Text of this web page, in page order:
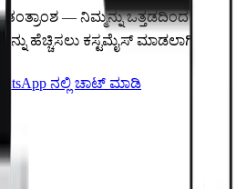
— ನಿಮ್ಮನ್ನು ಒತ್ತಡದಿಂದ
ಹೆಚ್ಚಿಸಲು ಕಸ್ಟಮೈಸ್ ಮಾಡಲಾಗಿದೆ.
ನಲ್ಲಿ ಚಾಟ್ ಮಾಡಿ